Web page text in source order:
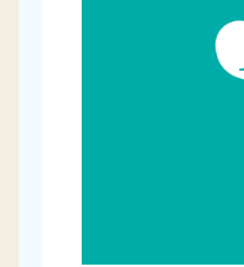
Arrêté de sécheresse
du 17/07/2026
Voici l'arrêté sécheresse n°6,
usages des particuliers et